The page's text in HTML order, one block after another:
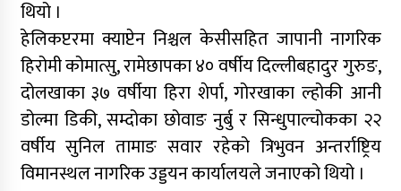
थियो ।
हेलिकप्टरमा क्याप्टेन निश्चल केसीसहित जापानी नागरिक
हिरोमी कोमात्सु, रामेछापका ४० वर्षीय दिल्लीबहादुर गुरुङ,
दोलखाका ३७ वर्षीया हिरा शेर्पा, गोरखाका ल्होकी आनी
डोल्मा डिकी, सम्दोका छोवाङ नुर्बु र सिन्धुपाल्चोकका २२
वर्षीय सुनिल तामाङ सवार रहेको त्रिभुवन अन्तर्राष्ट्रिय
विमानस्थल नागरिक उड्डयन कार्यालयले जनाएको थियो ।